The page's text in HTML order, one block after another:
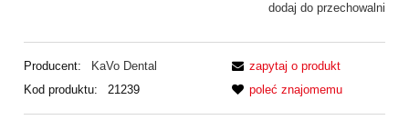
dodaj do przechowalni
Producent:
KaVo Dental
Kod produktu:
21239
zapytaj o produkt
poleć znajomemu